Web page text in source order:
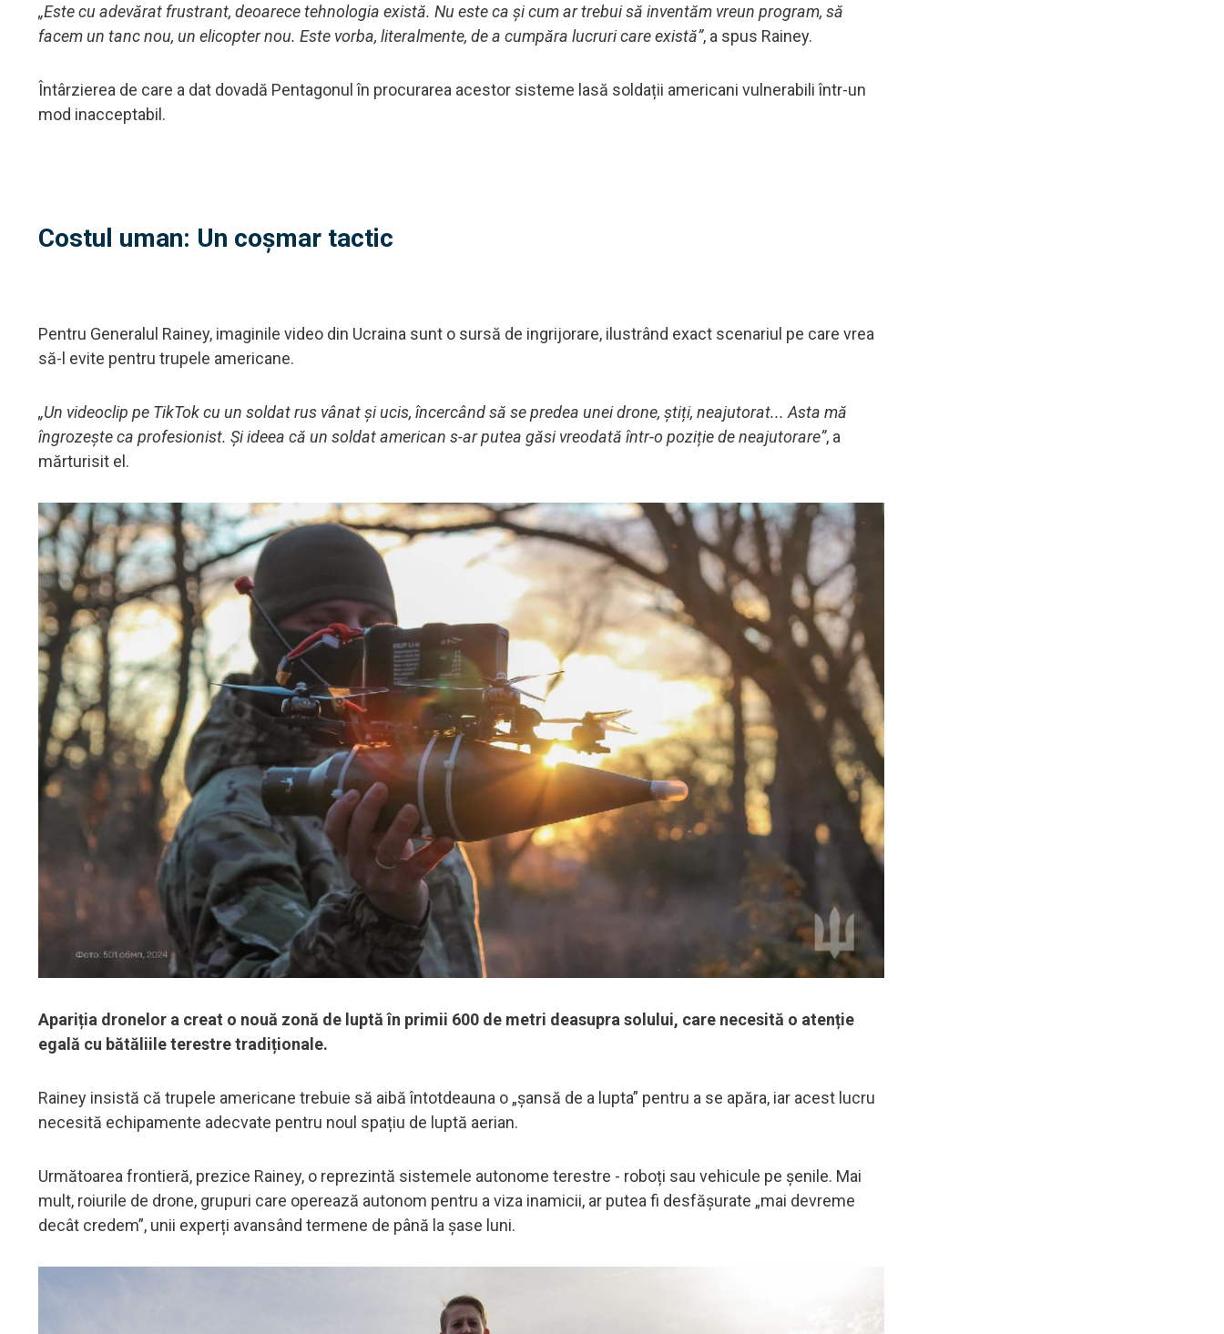
„Este cu adevărat frustrant, deoarece tehnologia există. Nu este ca și cum ar trebui să inventăm vreun program, să
facem un tanc nou, un elicopter nou. Este vorba, literalmente, de a cumpăra lucruri care există”, a spus Rainey.
Întârzierea de care a dat dovadă Pentagonul în procurarea acestor sisteme lasă soldații americani vulnerabili într-un
mod inacceptabil.
Costul uman: Un coșmar tactic
Pentru Generalul Rainey, imaginile video din Ucraina sunt o sursă de ingrijorare, ilustrând exact scenariul pe care vrea
să-l evite pentru trupele americane.
„Un videoclip pe TikTok cu un soldat rus vânat și ucis, încercând să se predea unei drone, știți, neajutorat... Asta mă
îngrozește ca profesionist. Și ideea că un soldat american s-ar putea găsi vreodată într-o poziție de neajutorare”, a
mărturisit el.
Apariția dronelor a creat o nouă zonă de luptă în primii 600 de metri deasupra solului, care necesită o atenție
egală cu bătăliile terestre tradiționale.
Rainey insistă că trupele americane trebuie să aibă întotdeauna o „șansă de a lupta” pentru a se apăra, iar acest lucru
necesită echipamente adecvate pentru noul spațiu de luptă aerian.
Următoarea frontieră, prezice Rainey, o reprezintă sistemele autonome terestre - roboți sau vehicule pe șenile. Mai
mult, roiurile de drone, grupuri care operează autonom pentru a viza inamicii, ar putea fi desfășurate „mai devreme
decât credem”, unii experți avansând termene de până la șase luni.